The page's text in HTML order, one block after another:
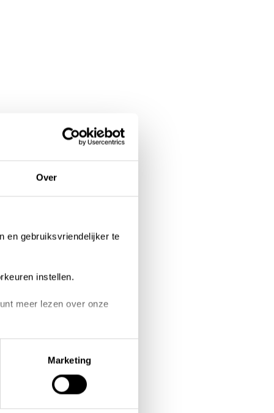
Over
en gebruiksvriendelijker te
instellen.
meer lezen over onze
links onderin klikken.
de details pagina.
Marketing